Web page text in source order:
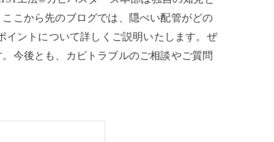
こから先のブログでは、隠ぺい配管がどの
ントについて詳しくご説明いたします。ぜ
今後とも、カビトラブルのご相談やご質問